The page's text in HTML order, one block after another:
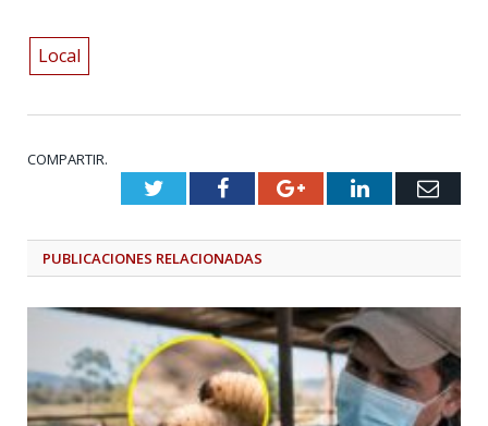
Local
COMPARTIR.
TwitterFacebookGoogle+LinkedIn
PUBLICACIONES RELACIONADAS